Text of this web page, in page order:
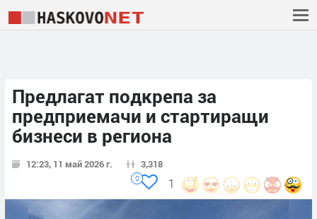
Предлагат подкрепа за
предприемачи и стартиращи
бизнеси в региона
12:23, 11 май 2026 г. 3,318
1
0